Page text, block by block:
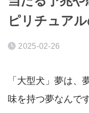
ピリチュア
2025-02-26
「大型犬」夢は、
味を持つ夢なんで